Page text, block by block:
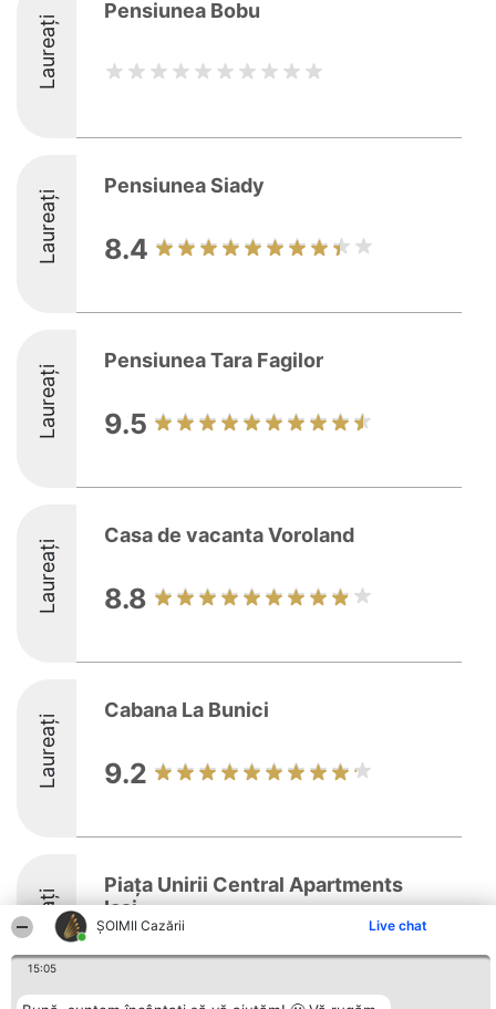
ȘOIMII Cazării Live chat
15:05
Laureați
Pensiunea Bobu
Laureați
Pensiunea Siady
8.4
Laureați
Pensiunea Tara Fagilor
9.5
Laureați
Casa de vacanta Voroland
8.8
Laureați
Cabana La Bunici
9.2
Laureați
Piața Unirii Central Apartments
Iași